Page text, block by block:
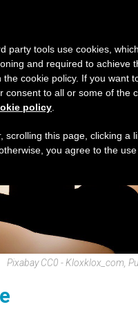
Pixabay CC0 - Kloxklox_com,
party tools use cookies,
and required to achieve
the cookie policy. If you want
consent to all or some of the
policy
scrolling this page, clicking a
you agree to the use